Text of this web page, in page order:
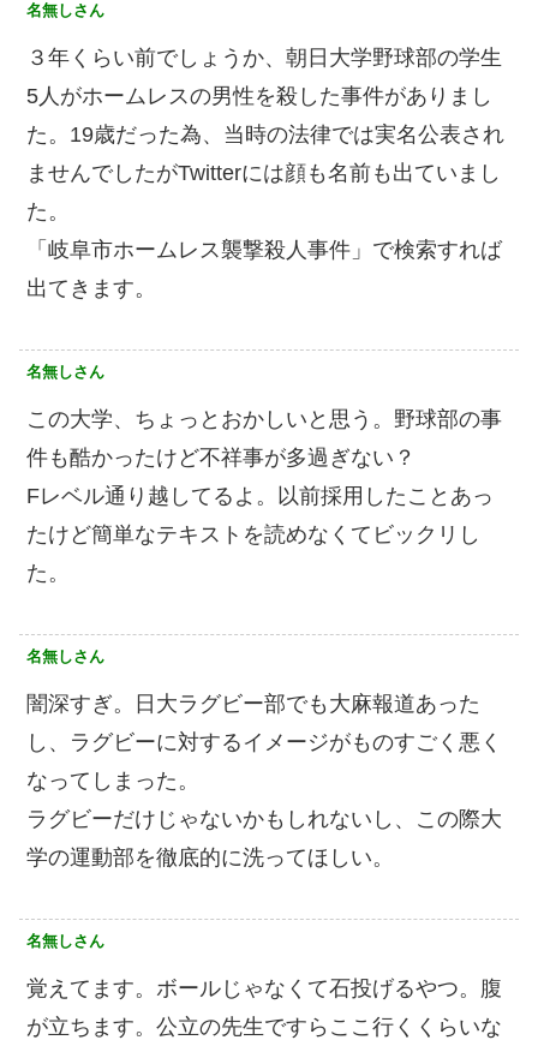
名無しさん
３年くらい前でしょうか、朝日大学野球部の学生
5人がホームレスの男性を殺した事件がありまし
た。19歳だった為、当時の法律では実名公表され
ませんでしたがTwitterには顔も名前も出ていまし
た。
「岐阜市ホームレス襲撃殺人事件」で検索すれば
出てきます。
名無しさん
この大学、ちょっとおかしいと思う。野球部の事
件も酷かったけど不祥事が多過ぎない？
Fレベル通り越してるよ。以前採用したことあっ
たけど簡単なテキストを読めなくてビックリし
た。
名無しさん
闇深すぎ。日大ラグビー部でも大麻報道あった
し、ラグビーに対するイメージがものすごく悪く
なってしまった。
ラグビーだけじゃないかもしれないし、この際大
学の運動部を徹底的に洗ってほしい。
名無しさん
覚えてます。ボールじゃなくて石投げるやつ。腹
が立ちます。公立の先生ですらここ行くくらいな